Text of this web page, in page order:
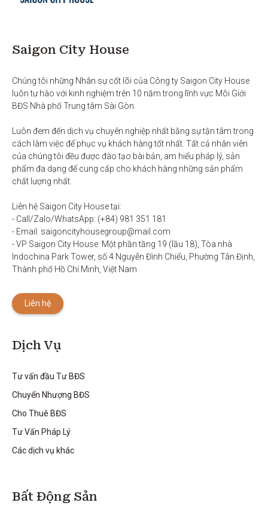
Saigon City House
Chúng tôi những Nhân sự cốt lõi của Công ty Saigon City House
luôn tự hào với kinh nghiệm trên 10 năm trong lĩnh vực Môi Giới
BĐS Nhà phố Trung tâm Sài Gòn.
Luôn đem đến dịch vụ chuyên nghiệp nhất bằng sự tận tâm trong
cách làm việc để phục vụ khách hàng tốt nhất. Tất cả nhân viên
của chúng tôi đều được đào tạo bài bản, am hiểu pháp lý, sản
phẩm đa dạng để cung cấp cho khách hàng những sản phẩm
chất lượng nhất.
Liên hệ Saigon City House tại:
- Call/Zalo/WhatsApp: (+84) 981 351 181
- Email: saigoncityhousegroup@mail.com
- VP Saigon City House: Một phần tầng 19 (lầu 18), Tòa nhà
Indochina Park Tower, số 4 Nguyễn Đình Chiểu, Phường Tân Định,
Thành phố Hồ Chí Minh, Việt Nam
Liên hệ
Dịch Vụ
Tư vấn đầu Tư BĐS
Chuyển Nhượng BĐS
Cho Thuê BĐS
Tư Vấn Pháp Lý
Các dịch vụ khác
Bất Động Sản